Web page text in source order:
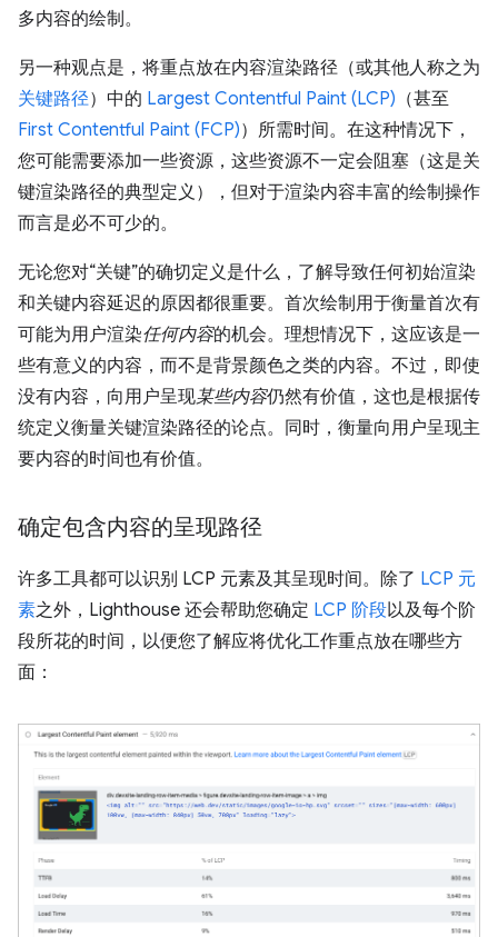
多内容的绘制。
另一种观点是，将重点放在内容渲染路径（或其他人称之为
关键路径）中的 Largest Contentful Paint (LCP) （甚至
First Contentful Paint (FCP)）所需时间。在这种情况下，
您可能需要添加一些资源，这些资源不一定会阻塞（这是关
键渲染路径的典型定义），但对于渲染内容丰富的绘制操作
而言是必不可少的。
无论您对“关键”的确切定义是什么，了解导致任何初始渲染
和关键内容延迟的原因都很重要。首次绘制用于衡量首次有
可能为用户渲染任何内容的机会。理想情况下，这应该是一
些有意义的内容，而不是背景颜色之类的内容。不过，即使
没有内容，向用户呈现某些内容仍然有价值，这也是根据传
统定义衡量关键渲染路径的论点。同时，衡量向用户呈现主
要内容的时间也有价值。
确定包含内容的呈现路径
许多工具都可以识别 LCP 元素及其呈现时间。除了 LCP 元
素之外，Lighthouse 还会帮助您确定 LCP 阶段以及每个阶
段所花的时间，以便您了解应将优化工作重点放在哪些方
面：